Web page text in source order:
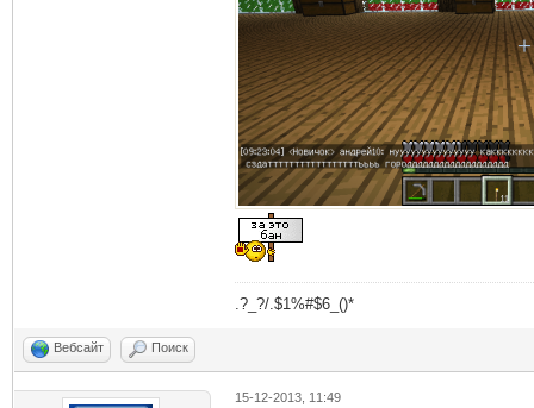
.?_?/.$1%#$6_()*
Вебсайт Поиск
15-12-2013, 11:49